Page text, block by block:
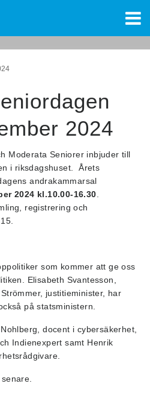
2024
Moderata Seniorer inbjuder till
i riksdagshuset. Årets
andrakammarsal
2024 kl.10.00-16.30
registrering och
som kommer att ge oss
Elisabeth Svantesson,
justitieminister, har
på statsministern.
docent i cybersäkerhet,
Indienexpert samt Henrik